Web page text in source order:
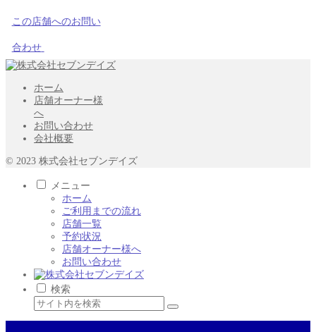
この店舗へのお問い
合わせ
ホーム
店舗オーナー様
へ
お問い合わせ
会社概要
© 2023 株式会社セブンデイズ
メニュー
ホーム
ご利用までの流れ
店舗一覧
予約状況
店舗オーナー様へ
お問い合わせ
検索